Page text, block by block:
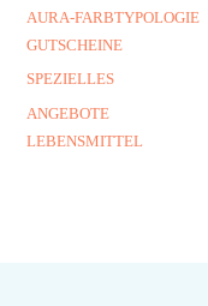
AURA-FARBTYPOLOGIE
GUTSCHEINE
SPEZIELLES
ANGEBOTE
LEBENSMITTEL